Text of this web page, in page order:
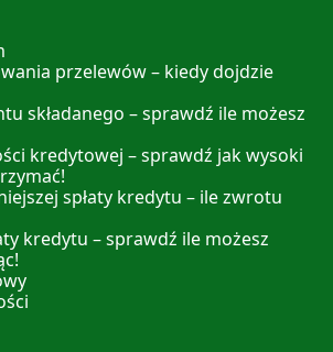
przelewów – kiedy dojdzie
składanego – sprawdź ile możesz
kredytowej – sprawdź jak wysoki
spłaty kredytu – ile zwrotu
kredytu – sprawdź ile możesz